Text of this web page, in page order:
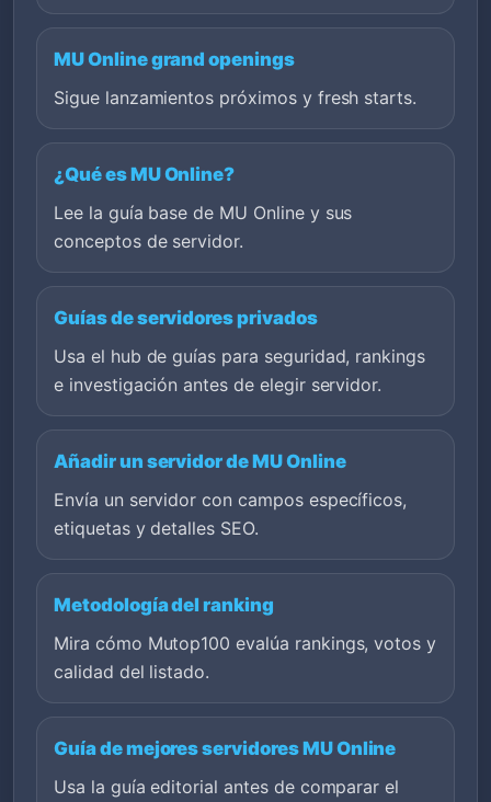
MU Online grand openings
Sigue lanzamientos próximos y fresh starts.
¿Qué es MU Online?
Lee la guía base de MU Online y sus
conceptos de servidor.
Guías de servidores privados
Usa el hub de guías para seguridad, rankings
e investigación antes de elegir servidor.
Añadir un servidor de MU Online
Envía un servidor con campos específicos,
etiquetas y detalles SEO.
Metodología del ranking
Mira cómo Mutop100 evalúa rankings, votos y
calidad del listado.
Guía de mejores servidores MU Online
Usa la guía editorial antes de comparar el